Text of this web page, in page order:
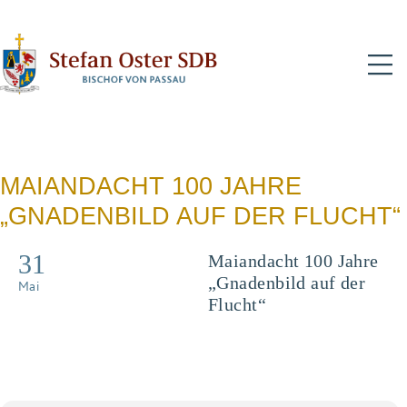
MAIANDACHT 100 JAHRE
„GNADENBILD AUF DER FLUCHT“
31
Mai
Maiandacht 100 Jahre
„Gnadenbild auf der
Flucht“